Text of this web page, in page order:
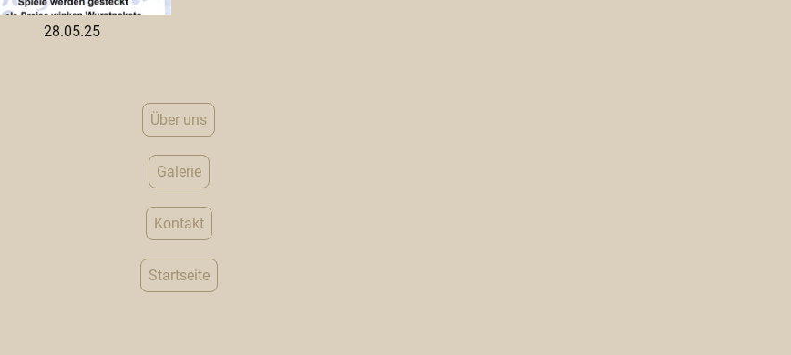
28.05.25
Über uns
Galerie
Kontakt
Startseite